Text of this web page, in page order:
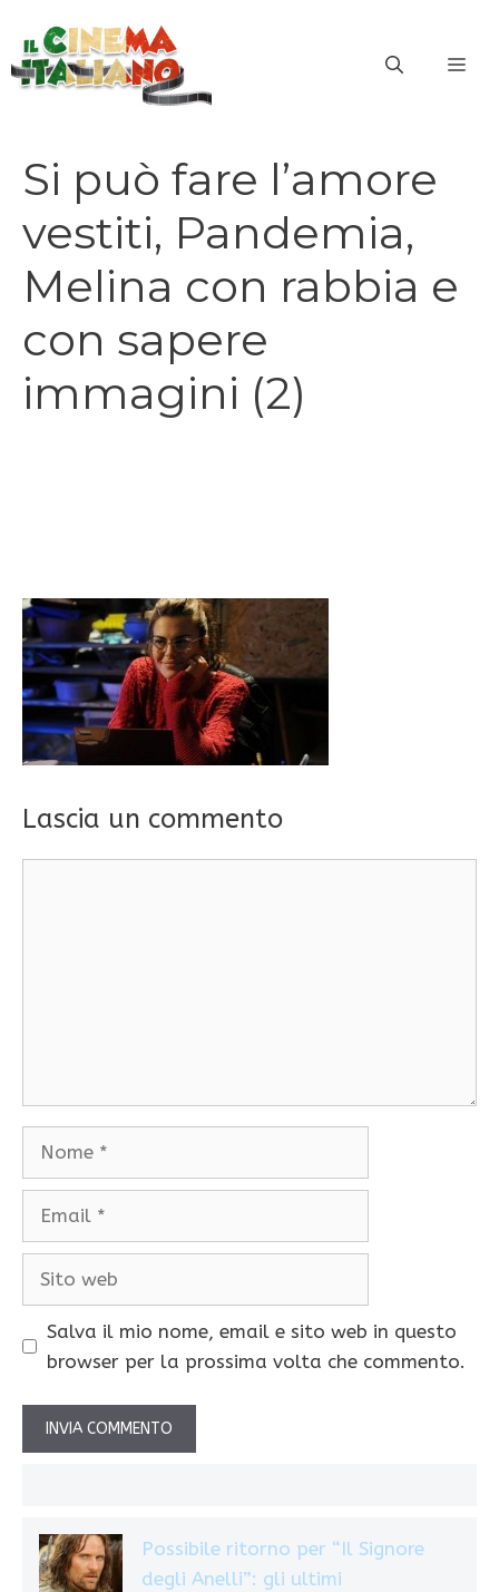
contenuto
Si può fare l’amore
vestiti, Pandemia,
Melina con rabbia e
con sapere
immagini (2)
Lascia un commento
Salva il mio nome, email e sito web in questo
browser per la prossima volta che commento.
Possibile ritorno per “Il Signore
degli Anelli”: gli ultimi